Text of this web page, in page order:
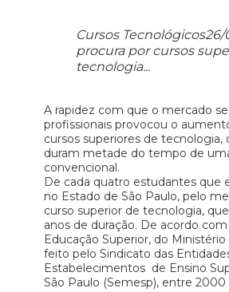
Cursos
procura por cursos
tecnologia...
A rapidez com que o mercado
profissionais provocou o
cursos superiores de tecnologia,
duram metade do tempo de
convencional.
De cada quatro estudantes que
no Estado de São Paulo, pelo
curso superior de tecnologia,
anos de duração. De acordo
Educação Superior, do
feito pelo Sindicato das
Estabelecimentos de Ensino
São Paulo (Semesp), entre